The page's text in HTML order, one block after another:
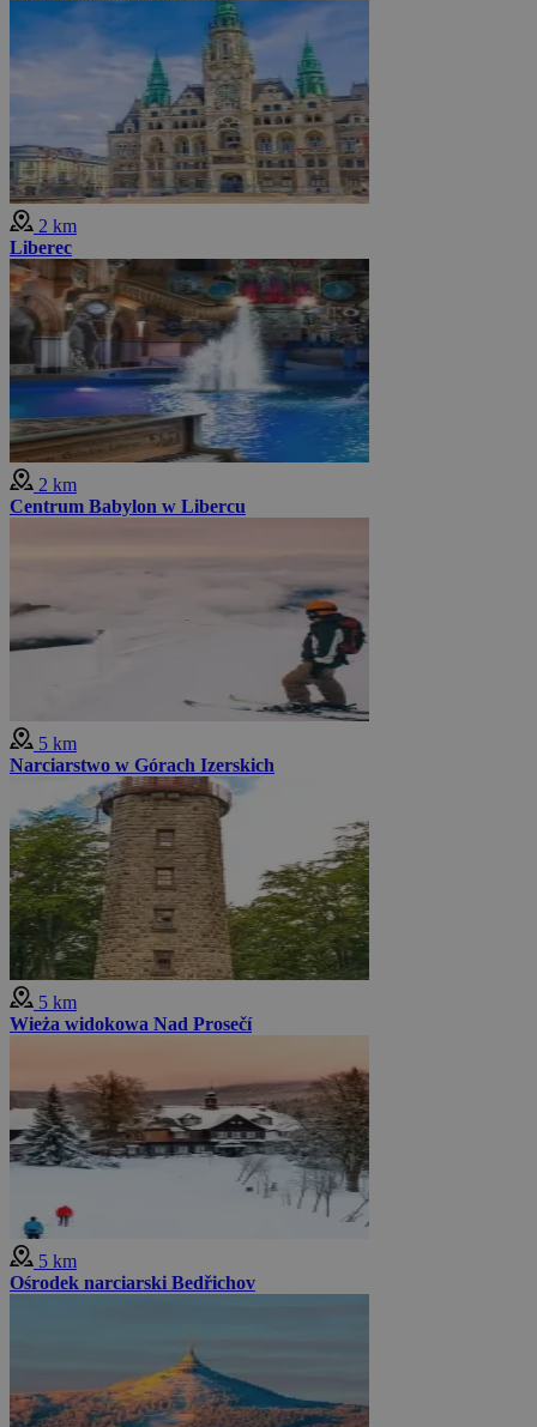
2 km
Liberec
2 km
Centrum Babylon w Libercu
5 km
Narciarstwo w Górach Izerskich
5 km
Wieża widokowa Nad Prosečí
5 km
Ośrodek narciarski Bedřichov